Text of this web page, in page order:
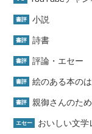
書評 小説
書評 詩書
書評 評論・エセー
書評 絵のある本の
書評 親御さんのた
エセー おいしい文